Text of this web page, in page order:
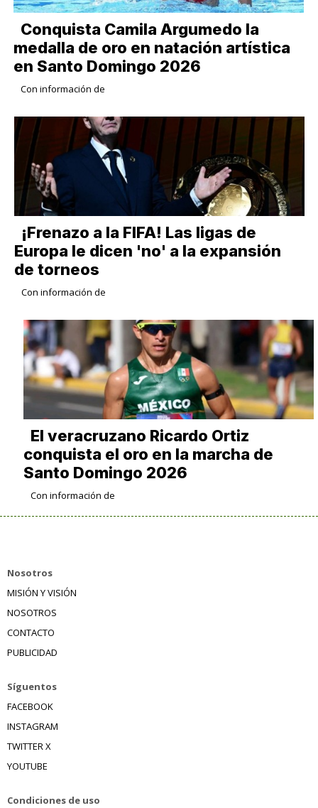
Conquista Camila Argumedo la
medalla de oro en natación artística
en Santo Domingo 2026
Con información de
¡Frenazo a la FIFA! Las ligas de
Europa le dicen 'no' a la expansión
de torneos
Con información de
​El veracruzano Ricardo Ortiz
conquista el oro en la marcha de
Santo Domingo 2026
Con información de
Nosotros
MISIÓN Y VISIÓN
NOSOTROS
CONTACTO
PUBLICIDAD
Síguentos
FACEBOOK
INSTAGRAM
TWITTER X
YOUTUBE
Condiciones de uso